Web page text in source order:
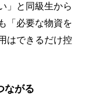
」と同級生から
「必要な物資を
はできるだけ控
ながる